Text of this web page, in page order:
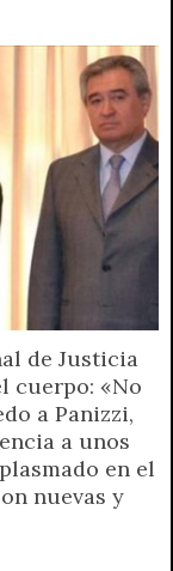
de Justicia
cuerpo: «No
a Panizzi,
a unos
en el
nuevas y